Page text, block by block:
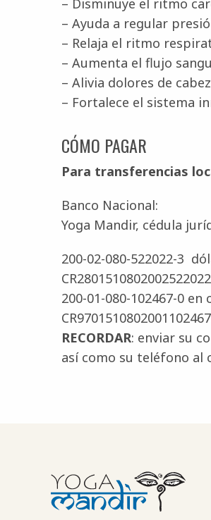
– Disminuye el ritmo
– Ayuda a regular
– Relaja el ritmo
– Aumenta el flujo
– Alivia dolores de
– Fortalece el sistema
CÓMO PAGAR
Para transferencias
Banco Nacional:
Yoga Mandir, cédula
200-02-080-522022-3
200-01-080-102467-0 en
RECORDAR: enviar su
así como su teléfono al